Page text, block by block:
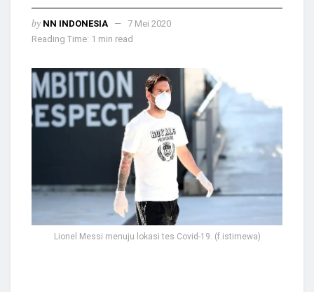
by NN INDONESIA
7 Mei 2020
Reading Time: 1 min read
Lionel Messi menuju lokasi tes Covid-19. (f.istimewa)